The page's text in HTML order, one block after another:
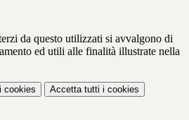
da questo utilizzati si avvalgono di
ed utili alle finalità illustrate nella
i cookies Accetta tutti i cookies